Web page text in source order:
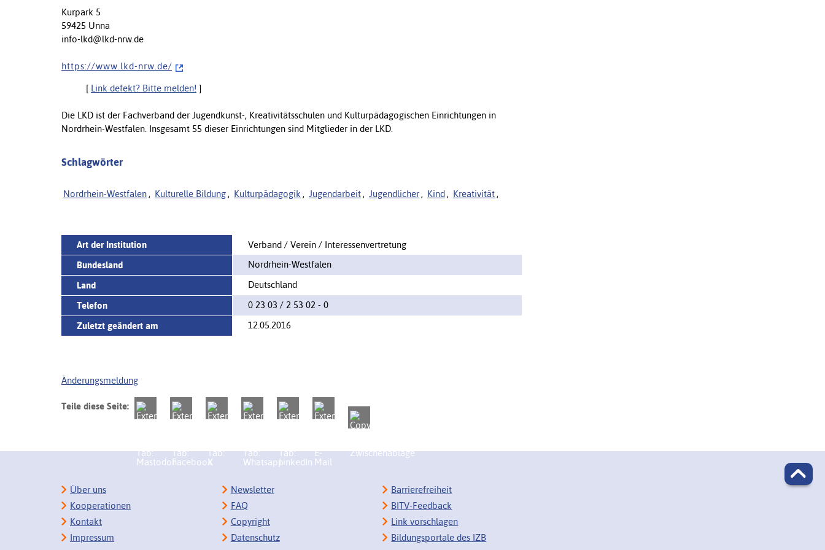
Kurpark 5
59425 Unna
info-lkd@lkd-nrw.de
h t t p s : / / w w w . l k d - n r w . d e /
[ Link defekt? Bitte melden! ]
Die LKD ist der Fachverband der Jugendkunst-, Kreativitätsschulen und Kulturpädagogischen Einrichtungen in
Nordrhein-Westfalen. Insgesamt 55 dieser Einrichtungen sind Mitglieder in der LKD.
Schlagwörter
Nordrhein-Westfalen , Kulturelle Bildung , Kulturpädagogik , Jugendarbeit , Jugendlicher , Kind , Kreativität ,
Art der Institution
Verband / Verein / Interessenvertretung
Bundesland
Nordrhein-Westfalen
Land
Deutschland
Telefon
0 23 03 / 2 53 02 - 0
Zuletzt geändert am
12.05.2016
Änderungsmeldung
Teile diese Seite:
Über uns
Kooperationen
Kontakt
Impressum
Newsletter
FAQ
Copyright
Datenschutz
Barrierefreiheit
BITV-Feedback
Link vorschlagen
Bildungsportale des IZB